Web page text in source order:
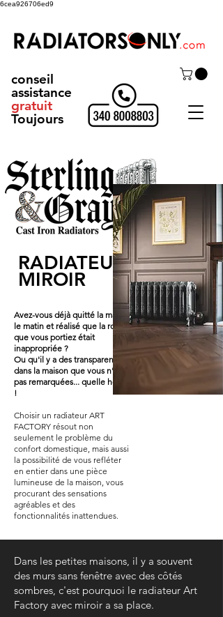
6cea926706ed9
conseil
assistance
gratuit
Toujours
RADIATEUR
MIROIR
Avez-vous déjà quitté la maison
le matin et réalisé que la robe
que vous portiez était
inappropriée ?
Ou qu'il y a des transparences
dans la maison que vous n'aviez
pas remarquées... quelle honte
!
Choisir un radiateur ART
FACTORY résout non
seulement le problème du
confort domestique, mais aussi
la possibilité de vous refléter
en entier dans une pièce
lumineuse de la maison, vous
procurant des sensations
agréables et des
fonctionnalités inattendues.
Dans les petites maisons, il y a souvent
des murs sans fenêtre avec des côtés
sombres, c'est pourquoi le radiateur Art
Factory avec miroir a sa place.